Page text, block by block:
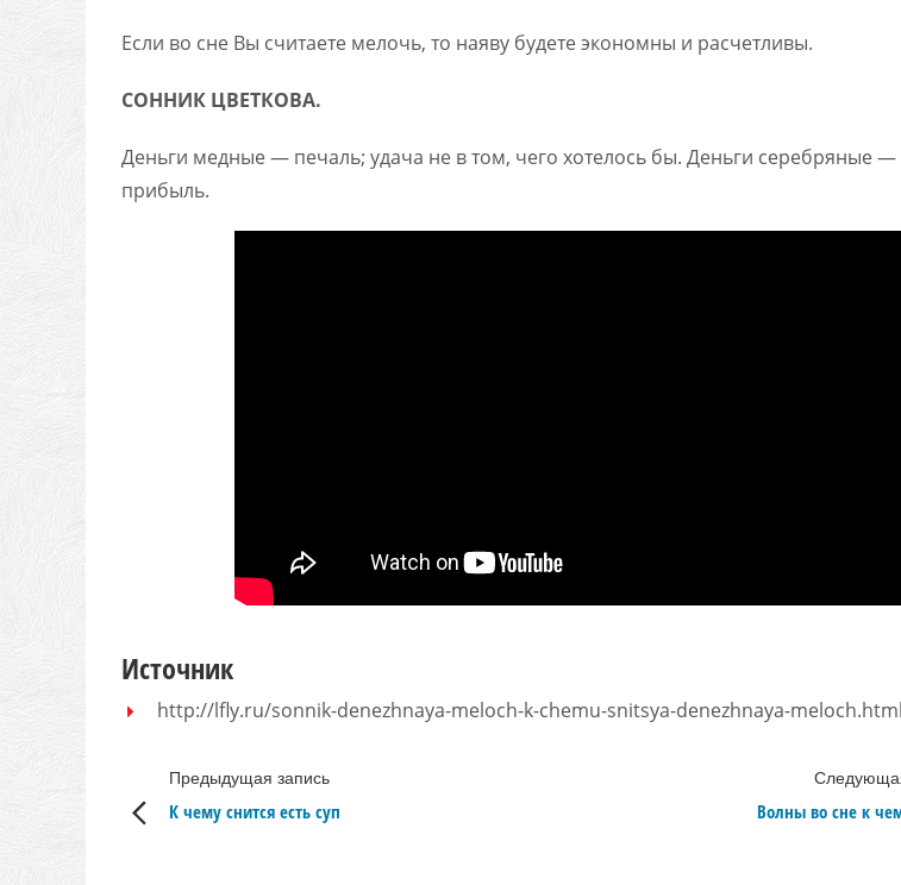
Ес­ли во сне Вы счи­та­ете ме­лочь, то на­яву бу­дете эко­ном­ны и рас­четли­вы.
СОННИК ЦВЕТКОВА.
Деньги медные — печаль; удача не в том, чего хотелось бы. Деньги серебряные —
прибыль.
Источник
http://lfly.ru/sonnik-denezhnaya-meloch-k-chemu-snitsya-denezhnaya-meloch.html
Предыдущая запись
К чему снится есть суп Волны во сне к